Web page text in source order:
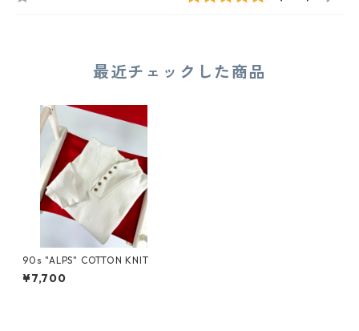
最近チェックした商品
90s "ALPS" COTTON KNIT
¥7,700